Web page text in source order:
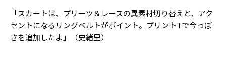
「スカートは、プリーツ＆レースの異素材切り替えと、アク
セントになるリングベルトがポイント。プリントTで今っぽ
さを追加したよ」（史緒里）